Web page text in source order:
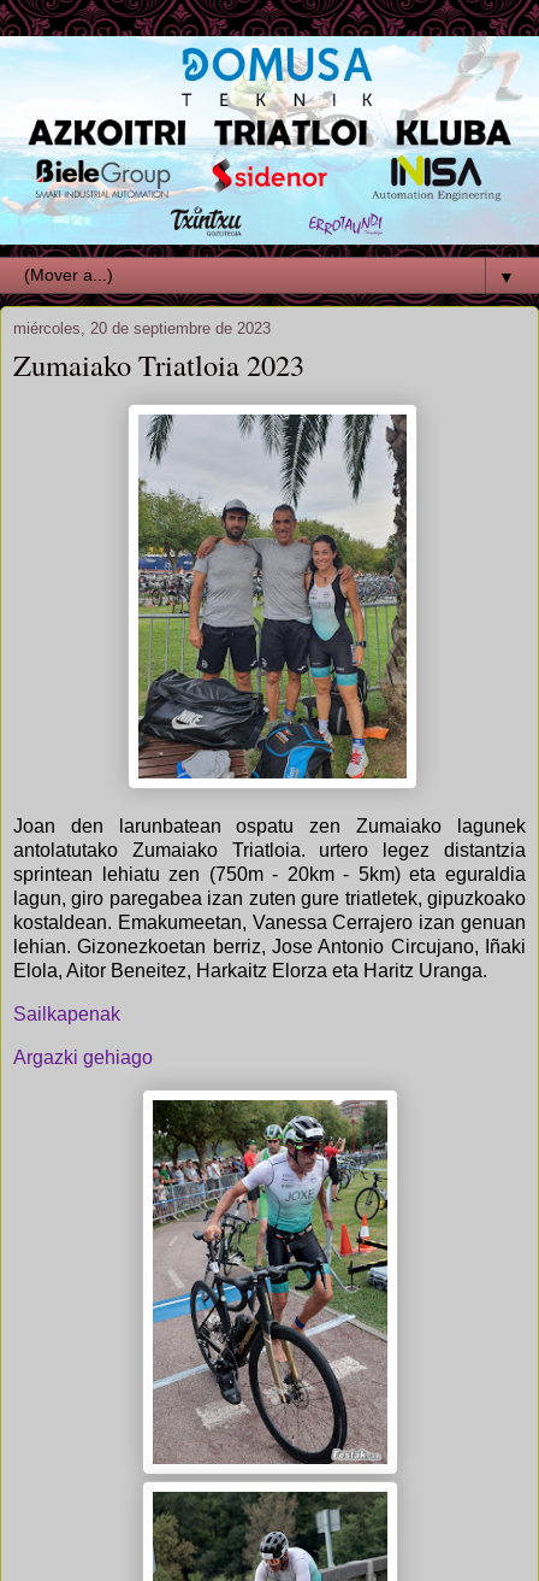
▼
miércoles, 20 de septiembre de 2023
Zumaiako Triatloia 2023
Joan den larunbatean ospatu zen Zumaiako lagunek
antolatutako Zumaiako Triatloia. urtero legez distantzia
sprintean lehiatu zen (750m - 20km - 5km) eta eguraldia
lagun, giro paregabea izan zuten gure triatletek, gipuzkoako
kostaldean. Emakumeetan, Vanessa Cerrajero izan genuan
lehian. Gizonezkoetan berriz, Jose Antonio Circujano, Iñaki
Elola, Aitor Beneitez, Harkaitz Elorza eta Haritz Uranga.
Sailkapenak
Argazki gehiago